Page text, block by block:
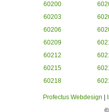
60200
60203
60206
60209
60212
60215
60218
Profectus Webdesign